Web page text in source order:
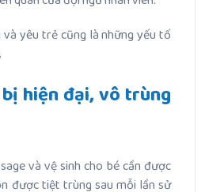
và yêu trẻ cũng là những yếu tố
hiện đại, vô trùng
và vệ sinh cho bé cần được
được tiệt trùng sau mỗi lần sử